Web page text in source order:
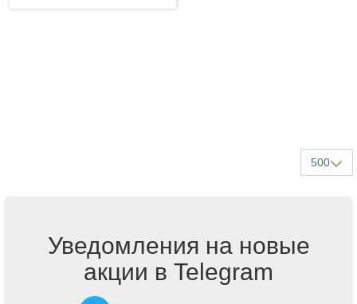
500
Уведомления на новые
акции в Telegram